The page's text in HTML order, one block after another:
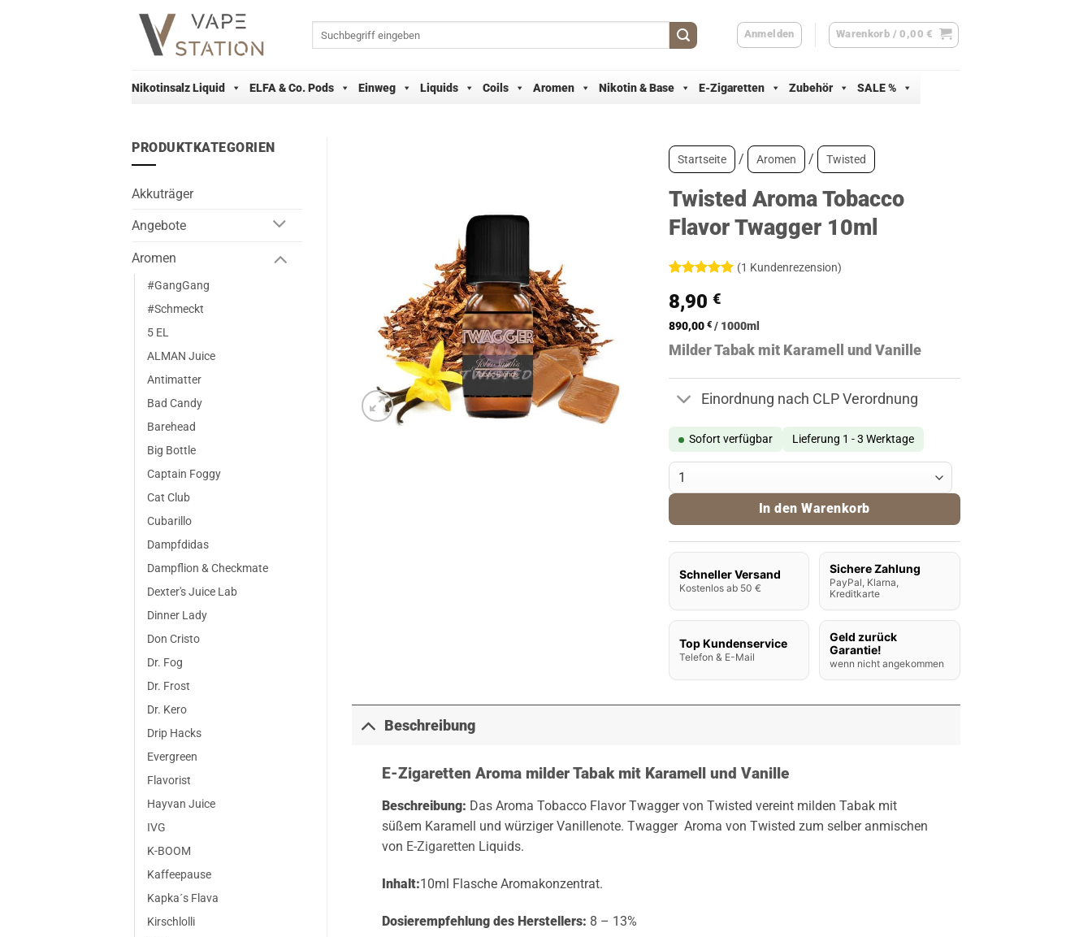
Anmelden Warenkorb /0,00€
Nikotinsalz Liquid ELFA & Co. Pods Einweg Liquids Coils Aromen Nikotin & Base E-Zigaretten Zubehör SALE %
PRODUKTKATEGORIEN
Akkuträger
Angebote
Aromen
#GangGang
#Schmeckt
5 EL
ALMAN Juice
Antimatter
Bad Candy
Barehead
Big Bottle
Captain Foggy
Cat Club
Cubarillo
Dampfdidas
Dampflion & Checkmate
Dexter's Juice Lab
Dinner Lady
Don Cristo
Dr. Fog
Dr. Frost
Dr. Kero
Drip Hacks
Evergreen
Flavorist
Hayvan Juice
IVG
K-BOOM
Kaffeepause
Kapka´s Flava
Kirschlolli
Startseite / Aromen / Twisted
Twisted Aroma Tobacco
Flavor Twagger 10ml
mit5von
5, basierend
auf
(1 Kundenrezension)
8,90 €
890,00 €/ 1000ml
Milder Tabak mit Karamell und Vanille
Einordnung nach CLP Verordnung
Sofort verfügbar Lieferung 1 - 3 Werktage
Twisted Aroma Tobacco Flavor Twagger 10ml Menge
In den Warenkorb
Schneller Versand
Kostenlos ab 50 €
Sichere Zahlung
PayPal, Klarna,
Kreditkarte
Top Kundenservice
Telefon & E-Mail
Geld zurück
Garantie!
wenn nicht angekommen
Beschreibung
E-Zigaretten Aroma milder Tabak mit Karamell und Vanille
Beschreibung: Das Aroma Tobacco Flavor Twagger von Twisted vereint milden Tabak mit
süßem Karamell und würziger Vanillenote. Twagger Aroma von Twisted zum selber anmischen
von E-Zigaretten Liquids.
Inhalt:10ml Flasche Aromakonzentrat.
Dosierempfehlung des Herstellers: 8 – 13%